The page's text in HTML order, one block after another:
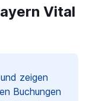
Vital
zeigen
Buchungen